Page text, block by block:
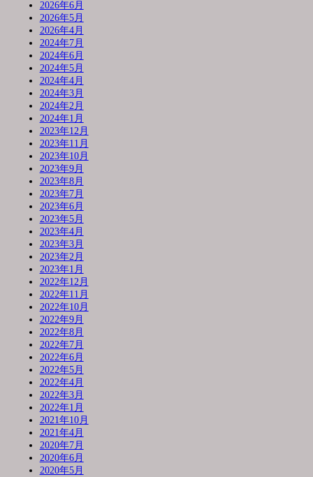
2026年6月
2026年5月
2026年4月
2024年7月
2024年6月
2024年5月
2024年4月
2024年3月
2024年2月
2024年1月
2023年12月
2023年11月
2023年10月
2023年9月
2023年8月
2023年7月
2023年6月
2023年5月
2023年4月
2023年3月
2023年2月
2023年1月
2022年12月
2022年11月
2022年10月
2022年9月
2022年8月
2022年7月
2022年6月
2022年5月
2022年4月
2022年3月
2022年1月
2021年10月
2021年4月
2020年7月
2020年6月
2020年5月